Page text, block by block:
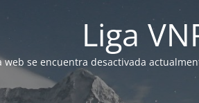
Liga
web se encuentra desactivada